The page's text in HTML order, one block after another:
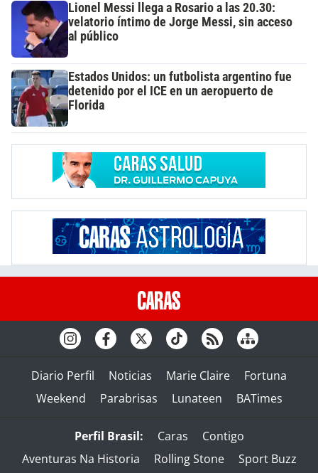
Lionel Messi llega a Rosario a las 20.30:
velatorio íntimo de Jorge Messi, sin acceso
al público
Estados Unidos: un futbolista argentino fue
detenido por el ICE en un aeropuerto de
Florida
Diario Perfil Noticias Marie Claire
Fortuna
Weekend
Parabrisas Lunateen BATimes
Perfil Brasil: Caras
Contigo
Aventuras Na Historia
Rolling Stone Sport Buzz